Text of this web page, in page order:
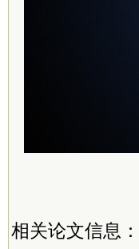
相关论文信息：